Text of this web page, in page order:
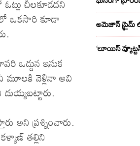
చీలకూడదని
ఒకసారి కూడా
ఒడ్డున ఇసుక
వెళ్లినా అవి
అని ప్రశ్నించారు.
తల్లిని
అమెజాన్ ప్రైమ్
‘లూయిస్